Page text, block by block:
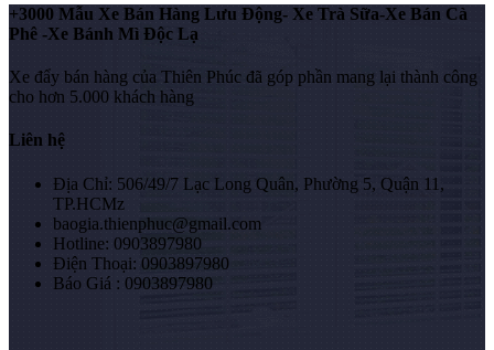
+3000 Mẫu Xe Bán Hàng Lưu Động- Xe Trà Sữa-Xe Bán Cà
Phê -Xe Bánh Mì Độc Lạ
Xe đẩy bán hàng của Thiên Phúc đã góp phần mang lại thành công
cho hơn 5.000 khách hàng
Liên hệ
Địa Chỉ: 506/49/7 Lạc Long Quân, Phường 5, Quận 11,
TP.HCMz
baogia.thienphuc@gmail.com
Hotline: 0903897980
Điện Thoại: 0903897980
Báo Giá : 0903897980